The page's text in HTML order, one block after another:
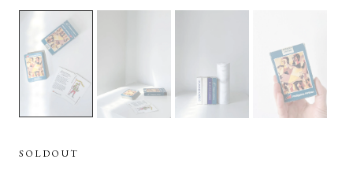
SOLDOUT